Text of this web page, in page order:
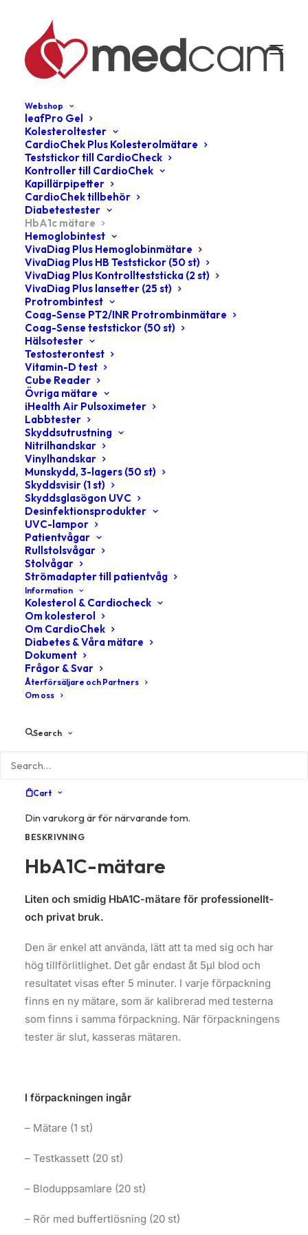
Webshop
leafPro Gel
Kolesteroltester
CardioChek Plus Kolesterolmätare
Teststickor till CardioCheck
Kontroller till CardioChek
Kapillärpipetter
CardioChek tillbehör
Diabetestester
HbA1c mätare
Hemoglobintest
VivaDiag Plus Hemoglobinmätare
VivaDiag Plus HB Teststickor (50 st)
VivaDiag Plus Kontrollteststicka (2 st)
VivaDiag Plus lansetter (25 st)
Protrombintest
Coag-Sense PT2/INR Protrombinmätare
Coag-Sense teststickor (50 st)
Hälsotester
Testosterontest
Vitamin-D test
Cube Reader
Övriga mätare
iHealth Air Pulsoximeter
Labbtester
Skyddsutrustning
Nitrilhandskar
Vinylhandskar
Munskydd, 3-lagers (50 st)
Skyddsvisir (1 st)
Skyddsglasögon UVC
Desinfektionsprodukter
UVC-lampor
Patientvågar
Rullstolsvågar
Stolvågar
Strömadapter till patientvåg
Information
Kolesterol & Cardiocheck
Om kolesterol
Om CardioChek
Diabetes & Våra mätare
Dokument
Frågor & Svar
Återförsäljare och Partners
Om oss
Search
Cart
Din varukorg är för närvarande tom.
2.611kr inkl moms
Väldigt behändig mätare
för långtidsblodsocker
HANDLA NU
Artikelnummer
Kategorier
Blodsockermätare
BESKRIVNING
HbA1C-mätare
Liten och smidig HbA1C-mätare för professionellt-
och privat bruk.
Den är enkel att använda, lätt att ta med sig och har
hög tillförlitlighet. Det går endast åt 5μl blod och
resultatet visas efter 5 minuter. I varje förpackning
finns en ny mätare, som är kalibrerad med testerna
som finns i samma förpackning. När förpackningens
tester är slut, kasseras mätaren.
I förpackningen ingår
– Mätare (1 st)
– Testkassett (20 st)
– Bloduppsamlare (20 st)
– Rör med buffertlösning (20 st)